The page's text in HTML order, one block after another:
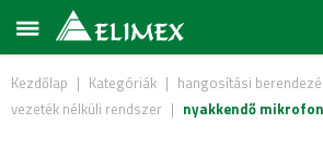
Kezdőlap | Kategóriák | hangosítási
vezeték nélküli rendszer | nyakkendő